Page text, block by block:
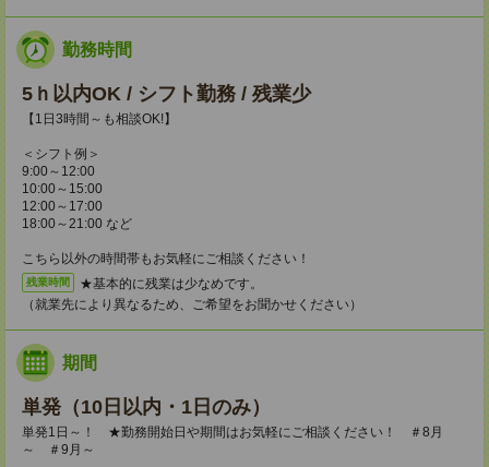
勤務時間
5ｈ以内OK / シフト勤務 / 残業少
【1日3時間～も相談OK!】
＜シフト例＞
9:00～12:00
10:00～15:00
12:00～17:00
18:00～21:00 など
こちら以外の時間帯もお気軽にご相談ください！
残業時間
★基本的に残業は少なめです。
（就業先により異なるため、ご希望をお聞かせください）
期間
単発（10日以内・1日のみ）
単発1日～！ ★勤務開始日や期間はお気軽にご相談ください！ ＃8月
～ ＃9月～